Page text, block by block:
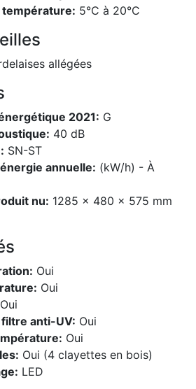
température: 5°C à 20°C
allégées
2021: G
40 dB
SN-ST
annuelle: (kW/h) - À
nu: 1285 x 480 x 575 mm
Oui
Oui
Oui
anti-UV: Oui
Oui
Oui (4 clayettes en bois)
LED